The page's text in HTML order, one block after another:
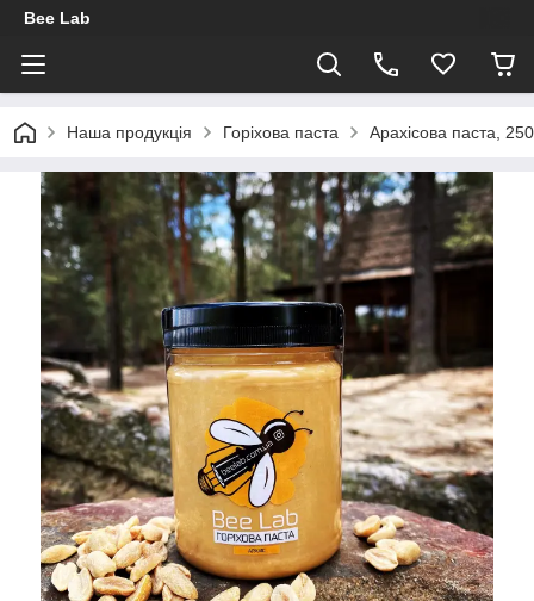
Bee Lab
Наша продукція Горіхова паста Арахісова паста,